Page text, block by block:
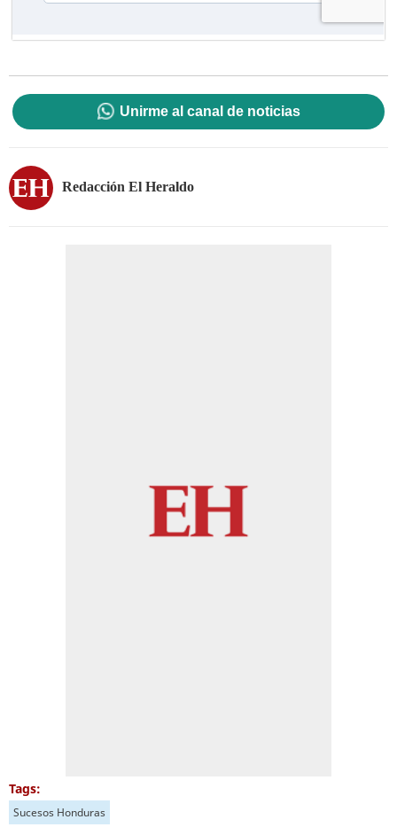
Unirme al canal de noticias
Redacción El Heraldo
Tags:
Sucesos Honduras